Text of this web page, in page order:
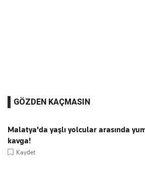
GÖZDEN KAÇMASIN
Malatya'da yaşlı yolcular arasında
kavga!
Kaydet